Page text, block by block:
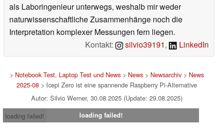
als Laboringenieur unterwegs, weshalb mir weder
naturwissenschaftliche Zusammenhänge noch die
Interpretation komplexer Messungen fern liegen.
Kontakt:
silvio39191, LinkedIn
> Notebook Test, Laptop Test und News> News> Newsarchiv> News
2025-08> Icepi Zero ist eine spannende Raspberry Pi-Alternative
Autor: Silvio Werner, 30.08.2025 (Update: 29.08.2025)
loading failed!
loading failed!